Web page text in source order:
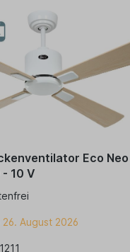
Eco Neo
10 V
August 2026